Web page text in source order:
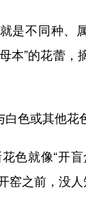
不同种、属
母本”的花蕾
或其他花
就像“开盲
窑之前，没人